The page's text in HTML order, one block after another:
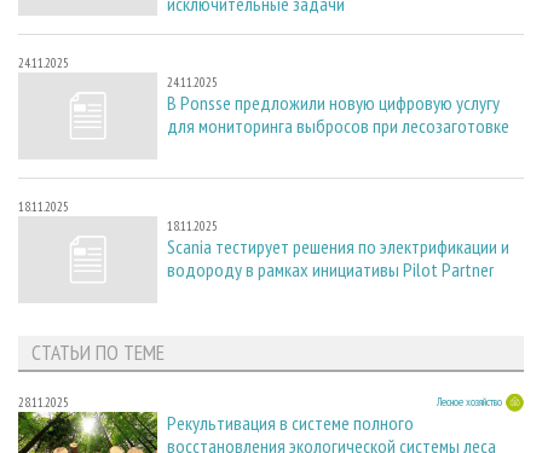
24.11.2025
24.11.2025
В Ponsse предложили новую цифровую услугу
для мониторинга выбросов при лесозаготовке
18.11.2025
18.11.2025
Scania тестирует решения по электрификации и
водороду в рамках инициативы Pilot Partner
СТАТЬИ ПО ТЕМЕ
28.11.2025 Лесное хозяйство
Рекультивация в системе полного
восстановления экологической системы леса